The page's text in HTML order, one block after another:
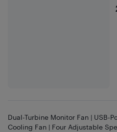
Dual-Turbine Monitor Fan | USB-
Cooling Fan | Four Adjustable